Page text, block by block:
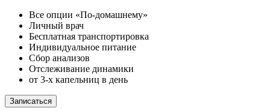
Все опции «По-домашнему»
Личный врач
Бесплатная транспортировка
Индивидуальное питание
Сбор анализов
Отслеживание динамики
от 3-х капельниц в день
Записаться